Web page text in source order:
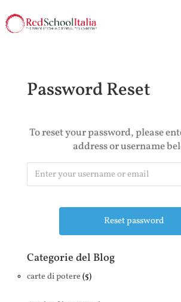
Password Reset
To reset your password, please
address or username
Categorie del Blog
carte di potere (5)